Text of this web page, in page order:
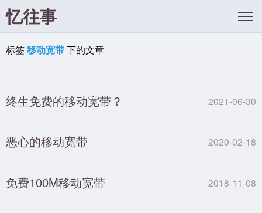
忆往事
标签移动宽带下的文章
终生免费的移动宽带？ 2021-06-30
恶心的移动宽带 2020-02-18
免费100M移动宽带 2018-11-08